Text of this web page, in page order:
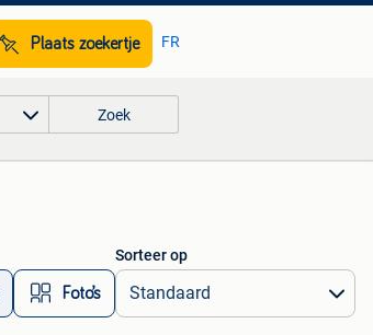
Plaats zoekertje FR
Zoek
Foto’s
Sorteer op